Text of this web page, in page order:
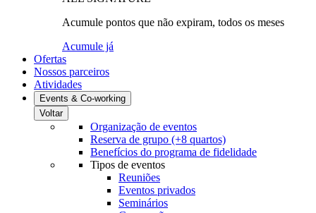
Acumule pontos que não expiram, todos os meses
Acumule já
Ofertas
Nossos parceiros
Atividades
Events & Co-working
Voltar
Organização de eventos
Reserva de grupo (+8 quartos)
Benefícios do programa de fidelidade
Tipos de eventos
Reuniões
Eventos privados
Seminários